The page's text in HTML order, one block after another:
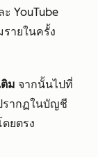
YouTube
ายในครั้ง
ติม จากนั้นไปที่
ากฏในบัญชี
ดยตรง